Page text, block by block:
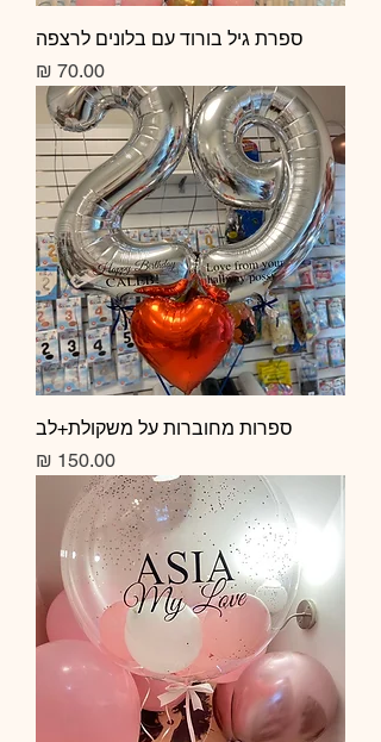
ספרת גיל בורוד עם בלונים לרצפה
מחיר
ספרות מחוברות על משקולת+לב
מחיר